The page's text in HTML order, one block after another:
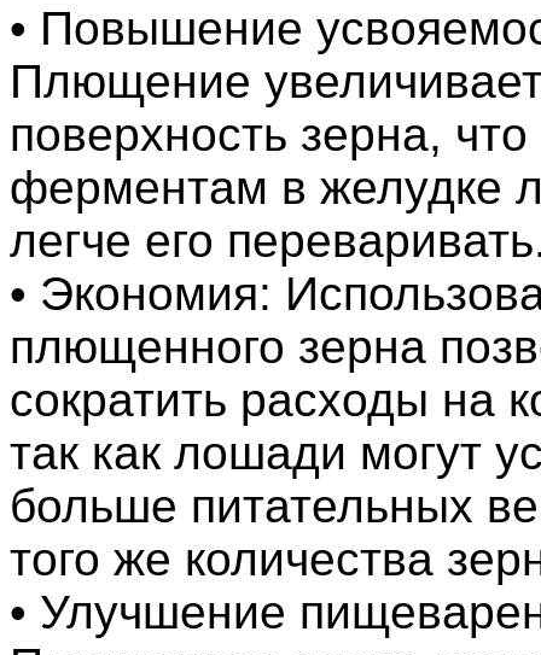
• Повышение
Плющение
поверхность зерна,
ферментам в желудке
легче его
• Экономия:
плющенного зерна
сократить расходы на
так как лошади могут
больше питательных
того же количества
• Улучшение